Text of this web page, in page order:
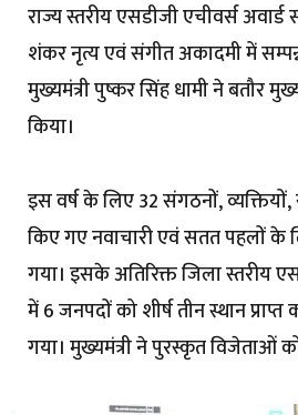
राज्य स्तरीय एसडीजी एचीवर्स
शंकर नृत्य एवं संगीत अकादमी में
मुख्यमंत्री पुष्कर सिंह धामी ने बतौर
किया।
इस वर्ष के लिए 32 संगठनों, व्यक्तियों,
किए गए नवाचारी एवं सतत पहलों के
गया। इसके अतिरिक्त जिला स्तरीय
में 6 जनपदों को शीर्ष तीन स्थान
गया। मुख्यमंत्री ने पुरस्कृत विजेताओं